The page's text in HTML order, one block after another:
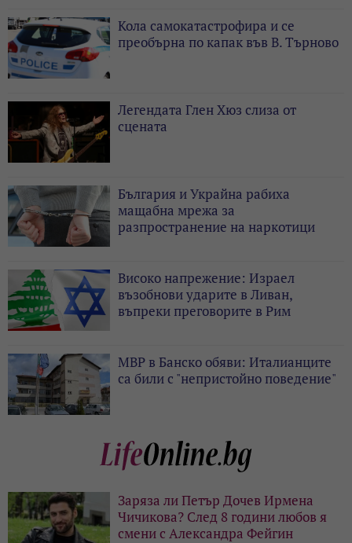
Кола самокатастрофира и се
преобърна по капак във В. Търново
Легендата Глен Хюз слиза от
сцената
България и Украйна рабиха
мащабна мрежа за
разпространение на наркотици
Високо напрежение: Израел
възобнови ударите в Ливан,
въпреки преговорите в Рим
МВР в Банско обяви: Италианците
са били с "непристойно поведение"
Заряза ли Петър Дочев Ирмена
Чичикова? След 8 години любов я
смени с Александра Фейгин